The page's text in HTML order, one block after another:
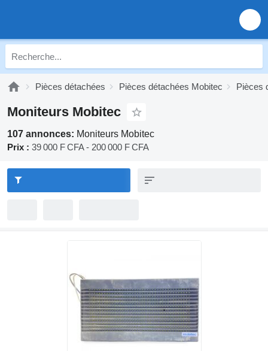
Pièces détachées Pièces détachées Mobitec Pièces
Moniteurs Mobitec
107 annonces: Moniteurs Mobitec
Prix : 39 000 F CFA - 200 000 F CFA